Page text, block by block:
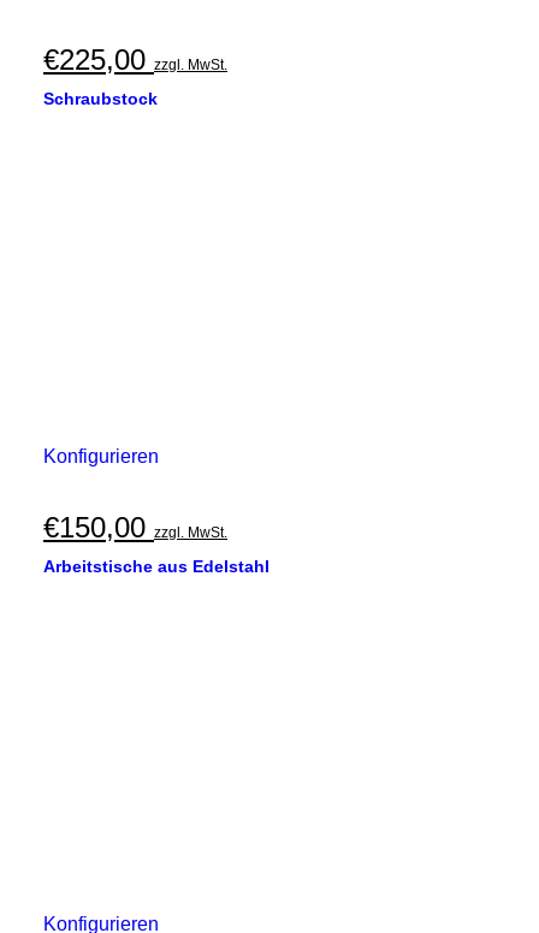
€225,00 zzgl. MwSt.
Schraubstock
Konfigurieren
€150,00 zzgl. MwSt.
Arbeitstische aus Edelstahl
Konfigurieren